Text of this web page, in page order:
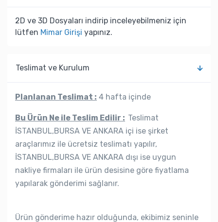
2D ve 3D Dosyaları indirip inceleyebilmeniz için
lütfen Mimar Girişi yapınız.
Teslimat ve Kurulum
Planlanan Teslimat : 4 hafta içinde
Bu Ürün Ne ile Teslim Edilir : Teslimat
İSTANBUL,BURSA VE ANKARA içi ise şirket
araçlarımız ile ücretsiz teslimatı yapılır,
İSTANBUL,BURSA VE ANKARA dışı ise uygun
nakliye firmaları ile ürün desisine göre fiyatlama
yapılarak gönderimi sağlanır.
Ürün gönderime hazır olduğunda, ekibimiz seninle